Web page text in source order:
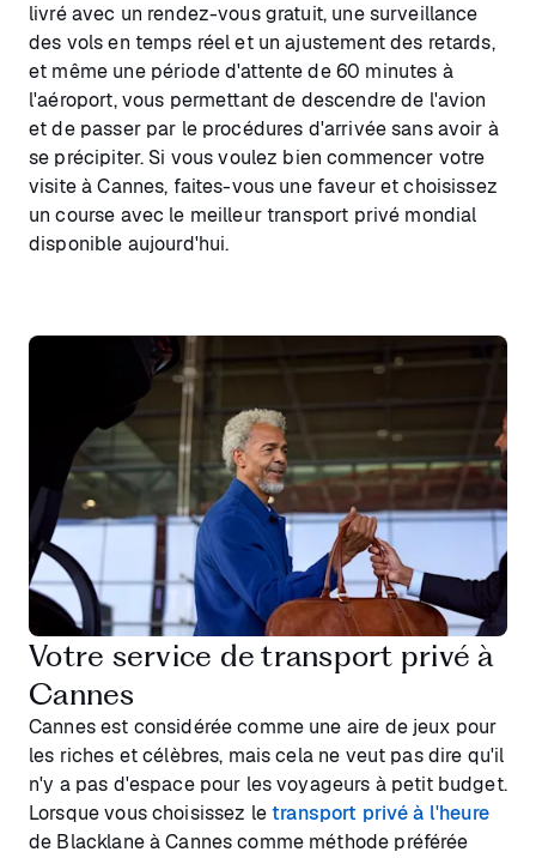
livré avec un rendez-vous gratuit, une surveillance
des vols en temps réel et un ajustement des retards,
et même une période d'attente de 60 minutes à
l'aéroport, vous permettant de descendre de l'avion
et de passer par le procédures d'arrivée sans avoir à
se précipiter. Si vous voulez bien commencer votre
visite à Cannes, faites-vous une faveur et choisissez
un course avec le meilleur transport privé mondial
disponible aujourd'hui.
Votre service de transport privé à
Cannes
Cannes est considérée comme une aire de jeux pour
les riches et célèbres, mais cela ne veut pas dire qu'il
n'y a pas d'espace pour les voyageurs à petit budget.
Lorsque vous choisissez letransport privé à l'heure
de Blacklane à Cannes comme méthode préférée